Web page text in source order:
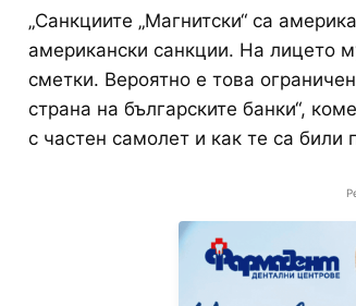
„Санкциите „Магнитски“ са
американски санкции. На лицето
сметки. Вероятно е това
страна на българските банки“,
с частен самолет и как те са били